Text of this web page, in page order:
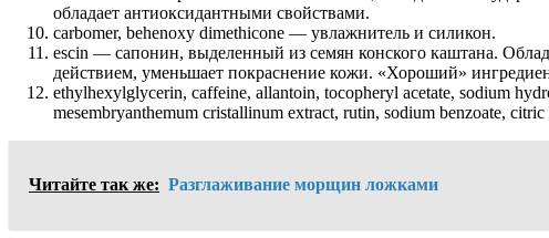
обладает антиоксидантными свойствами.
carbomer, behenoxy dimethicone — увлажнитель и силикон.
escin — сапонин, выделенный из семян конского каштана.
действием, уменьшает покраснение кожи. «Хороший»
ethylhexylglycerin, caffeine, allantoin, tocopheryl acetate, sodium
mesembryanthemum cristallinum extract, rutin, sodium benzoate,
Читайте так же: Разглаживание морщин ложками